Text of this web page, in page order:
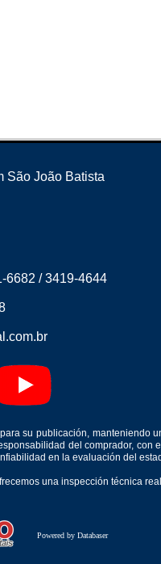
São João Batista
6682 /3419-4644
su publicación, manteniendo
del comprador, con
en la evaluación del
una inspección técnica
Powered by Databaser